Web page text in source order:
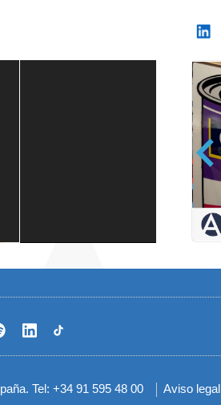
Tel: +34 91 595 48 00 Menú
Aviso legal